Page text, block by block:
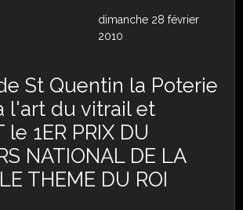
dimanche 28 février
2010
St Quentin la Poterie
l'art du vitrail et
le 1ER PRIX DU
NATIONAL DE LA
THEME DU ROI